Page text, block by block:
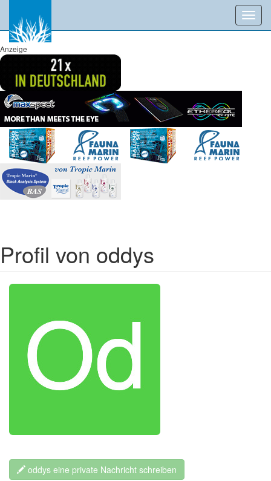
Anzeige
Profil von oddys
oddys eine private Nachricht schreiben